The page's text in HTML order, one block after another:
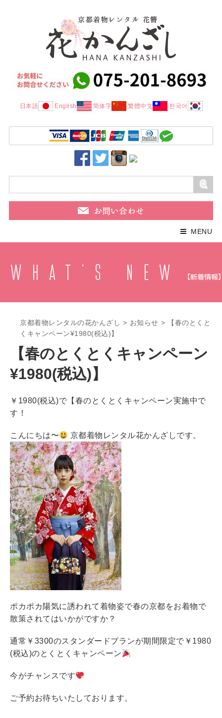
日本語 English 简体字 繁體中文 한국어
MENU
京都着物レンタルの花かんざし > お知らせ >
【春のとくと
くキャンペーン¥1980(税込)】
【春のとくとくキャンペーン
¥1980(税込)】
￥1980(税込)で【春のとくとくキャンペーン実施中で
す！
こんにちは〜 京都着物レンタル花かんざしです。
ポカポカ陽気に誘われて着物姿で春の京都をお着物で
散策されてはいかがですか？
通常￥3300のスタンダードプランが期間限定で￥1980
(税込)のとくとくキャンペーン
今がチャンスです
ご予約お待ちいたしております。